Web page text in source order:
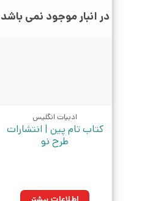
در انبار موجود نمی باشد
ادبیات انگلیس
کتاب تام پین | انتشارات
طرح نو